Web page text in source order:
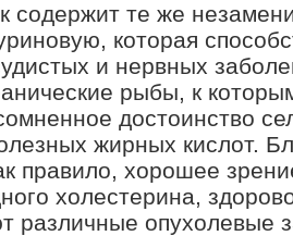
содержит те же
которая
и нервных
рыбы, к
достоинство
жирных кислот.
правило, хорошее
холестерина,
различные опухолевые